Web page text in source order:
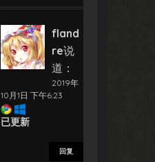
fland
re说
道：
2019年
10月1日 下午6:23
已更新
回复